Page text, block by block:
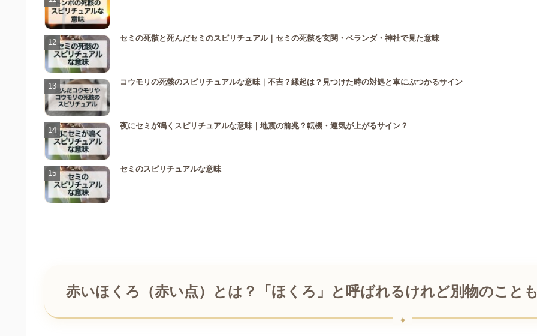
セミの死骸と死んだセミのスピリチュアル｜セミの死骸を玄関・ベランダ・神社で見た意味
コウモリの死骸のスピリチュアルな意味｜不吉？縁起は？見つけた時の対処と車にぶつかるサイン
夜にセミが鳴くスピリチュアルな意味｜地震の前兆？転機・運気が上がるサイン？
セミのスピリチュアルな意味
赤いほくろ（赤い点）とは？「ほくろ」と呼ばれるけれど別物のこと